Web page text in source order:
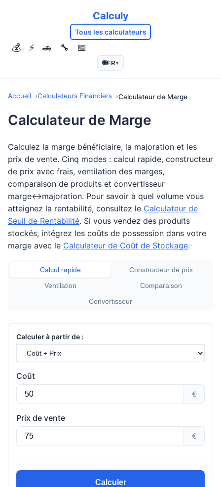
Calculy
Tous les calculateurs
💰 ⚡ 🚗 🔧 📅
🌐FR▾
Accueil Calculateurs Financiers Calculateur de Marge
Calculateur de Marge
Calculez la marge bénéficiaire, la majoration et les
prix de vente. Cinq modes : calcul rapide, constructeur
de prix avec frais, ventilation des marges,
comparaison de produits et convertisseur
marge↔majoration. Pour savoir à quel volume vous
atteignez la rentabilité, consultez le Calculateur de
Seuil de Rentabilité. Si vous vendez des produits
stockés, intégrez les coûts de possession dans votre
marge avec le Calculateur de Coût de Stockage.
Calcul rapide
Constructeur de prix
Ventilation
Comparaison
Convertisseur
Calculer à partir de :
Coût
€
Prix de vente
€
Calculer